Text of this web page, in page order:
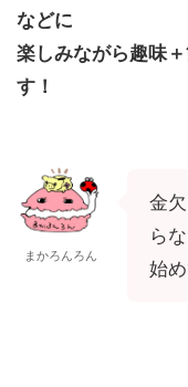
などに
楽しみながら趣味
す！
まかろんろん
金
ら
始